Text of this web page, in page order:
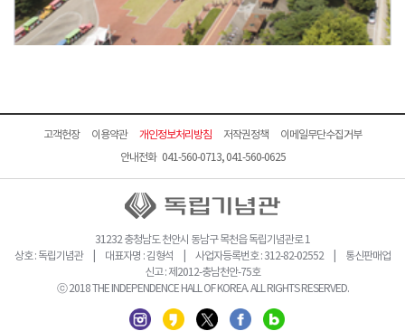
고객헌장 이용약관 개인정보처리방침 저작권정책
이메일무단수집거부
안내전화 041-560-0713, 041-560-0625
31232 충청남도 천안시 동남구 목천읍 독립기념관로 1
상호 : 독립기념관 | 대표자명 : 김형석 | 사업자등록번호 : 312-82-02552 | 통신판매업
신고 : 제2012-충남천안-75호
ⓒ 2018 THE INDEPENDENCE HALL OF KOREA. ALL RIGHTS RESERVED.